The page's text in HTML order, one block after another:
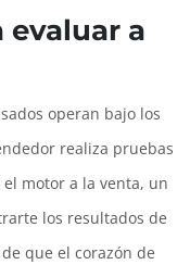
evaluar a
operan bajo los
realiza pruebas
motor a la venta, un
los resultados de
que el corazón de